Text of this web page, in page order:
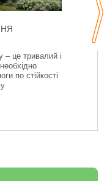
– це тривалий і
по стійкості